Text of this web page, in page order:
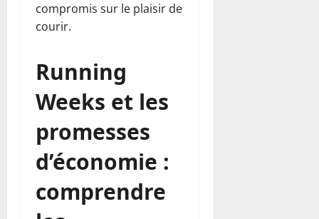
compromis sur le plaisir de
courir.
Running
Weeks et les
promesses
d’économie :
comprendre